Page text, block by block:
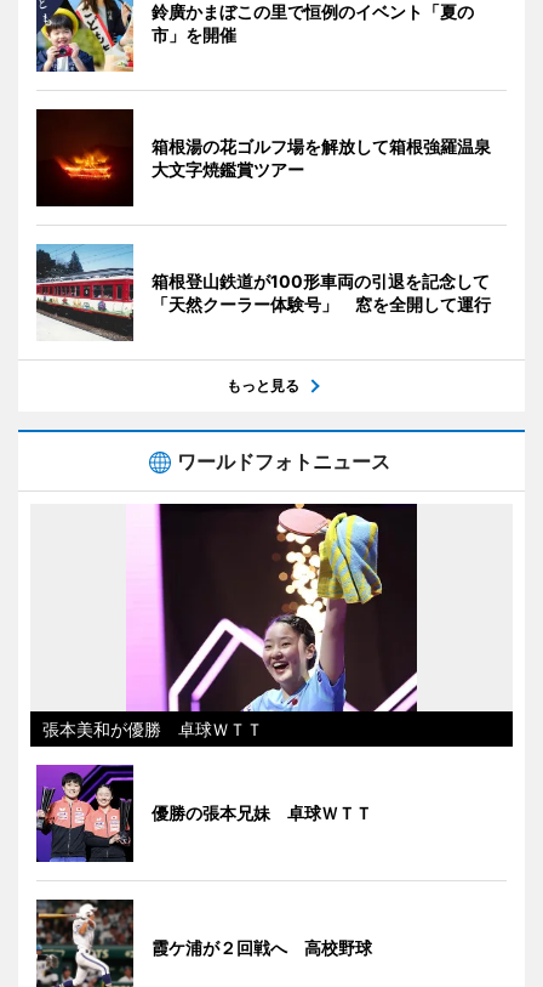
鈴廣かまぼこの里で恒例のイベント「夏の
市」を開催
箱根湯の花ゴルフ場を解放して箱根強羅温泉
大文字焼鑑賞ツアー
箱根登山鉄道が100形車両の引退を記念して
「天然クーラー体験号」 窓を全開して運行
もっと見る
ワールドフォトニュース
張本美和が優勝 卓球ＷＴＴ
優勝の張本兄妹 卓球ＷＴＴ
霞ケ浦が２回戦へ 高校野球